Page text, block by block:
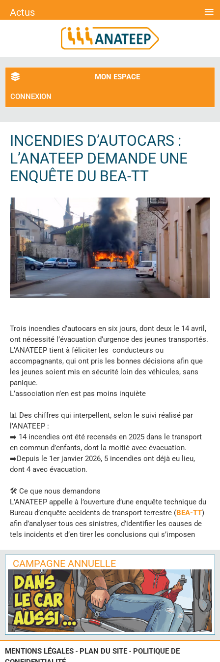
MON ESPACE
CONNEXION
INCENDIES D’AUTOCARS :
L’ANATEEP DEMANDE UNE
ENQUÊTE DU BEA-TT
Trois incendies d’autocars en six jours, dont deux le 14 avril,
ont nécessité l’évacuation d’urgence des jeunes transportés.
L’ANATEEP tient à féliciter les conducteurs ou
accompagnants, qui ont pris les bonnes décisions afin que
les jeunes soient mis en sécurité loin des véhicules, sans
panique.
L’association n’en est pas moins inquiète
📊 Des chiffres qui interpellent, selon le suivi réalisé par
l’ANATEEP :
➡️ 14 incendies ont été recensés en 2025 dans le transport
en commun d’enfants, dont la moitié avec évacuation.
➡️Depuis le 1er janvier 2026, 5 incendies ont déjà eu lieu,
dont 4 avec évacuation.
🛠️ Ce que nous demandons
L’ANATEEP appelle à l’ouverture d’une enquête technique du
Bureau d’enquête accidents de transport terrestre (BEA-TT)
afin d’analyser tous ces sinistres, d’identifier les causes de
tels incidents et d’en tirer les conclusions qui s’imposen
CAMPAGNE ANNUELLE
MENTIONS LÉGALES - PLAN DU SITE - POLITIQUE DE
Actus ≡